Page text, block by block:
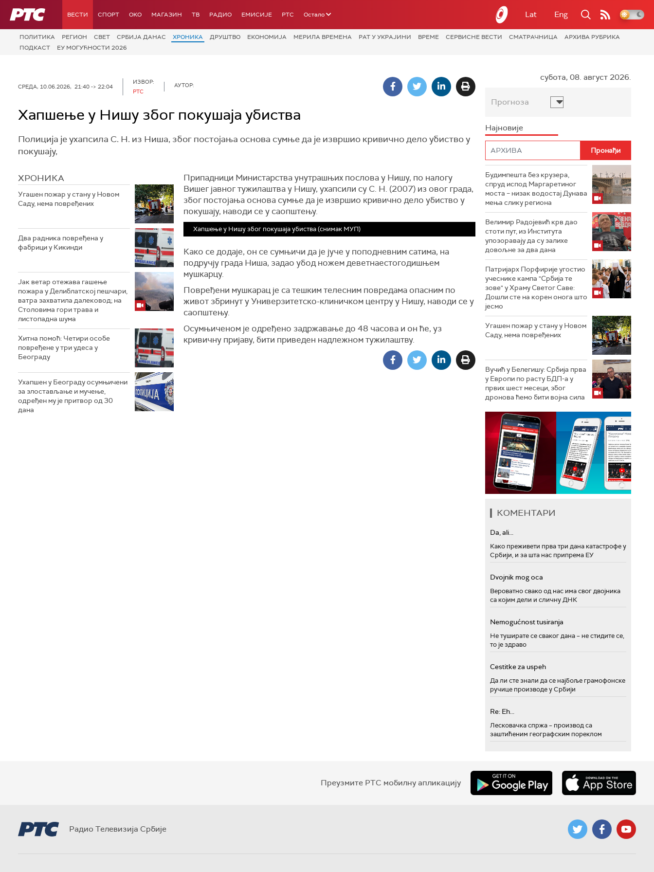
РТС ВЕСТИ СПОРТ OKO МАГАЗИН ТВ РАДИО ЕМИСИЈЕ РТС Остало Lat Eng
ПОЛИТИКА РЕГИОН СВЕТ СРБИЈА ДАНАС ХРОНИКА ДРУШТВО ЕКОНОМИЈА МЕРИЛА ВРЕМЕНА РАТ У УКРАЈИНИ ВРЕМЕ СЕРВИСНЕ ВЕСТИ СМАТРАЧНИЦА
АРХИВА РУБРИКА
ПОДКАСТ
ЕУ МОГУЋНОСТИ 2026
СРЕДА, 10.06.2026, 21:40 -> 22:04
ИЗВОР:
РТС
АУТОР:
Хапшење у Нишу због покушаја убиства
Полиција је ухапсила С. Н. из Ниша, због постојања основа сумње да је извршио кривично дело убиство у
покушају,
ХРОНИКА
Угашен пожар у стану у Новом
Саду, нема повређених
Два радника повређена у
фабрици у Кикинди
Јак ветар отежава гашење
пожара у Делиблатској пешчари,
ватра захватила далековод; на
Столовима гори трава и
листопадна шума
Хитна помоћ: Четири особе
повређене у три удеса у
Београду
Ухапшен у Београду осумњичени
за злостављање и мучење,
одређен му је притвор од 30
дана
Припадници Министарства унутрашњих послова у Нишу, по налогу
Вишег јавног тужилаштва у Нишу, ухапсили су С. Н. (2007) из овог града,
због постојања основа сумње да је извршио кривично дело убиство у
покушају, наводи се у саопштењу.
Хапшење у Нишу због покушаја убиства (снимак МУП)
Како се додаје, он се сумњичи да је јуче у поподневним сатима, на
подручју града Ниша, задао убод ножем деветнаестогодишњем
мушкарцу.
Повређени мушкарац је са тешким телесним повредама опасним по
живот збринут у Универзитетско-клиничком центру у Нишу, наводи се у
саопштењу.
Осумњиченом је одређено задржавање до 48 часова и он ће, уз
кривичну пријаву, бити приведен надлежном тужилаштву.
субота, 08. август 2026.
Прогноза
Најновије
Будимпешта без крузера,
спруд испод Маргаретиног
моста – низак водостај Дунава
мења слику региона
Велимир Радојевић крв дао
стоти пут, из Института
упозоравају да су залихе
довољне за два дана
Патријарх Порфирије угостио
учеснике кампа "Србија те
зове" у Храму Светог Саве:
Дошли сте на корен онога што
јесмо
Угашен пожар у стану у Новом
Саду, нема повређених
Вучић у Белегишу: Србија прва
у Европи по расту БДП-а у
првих шест месеци, због
дронова ћемо бити војна сила
КОМЕНТАРИ
Da, ali...
Како преживети прва три дана катастрофе у
Србији, и за шта нас припрема ЕУ
Dvojnik mog oca
Вероватно свако од нас има свог двојника
са којим дели и сличну ДНК
Nemogućnost tusiranja
Не туширате се сваког дана – не стидите се,
то је здраво
Cestitke za uspeh
Да ли сте знали да се најбоље грамофонске
ручице производе у Србији
Re: Eh...
Лесковачка спржа – производ са
заштићеним географским пореклом
Преузмите РТС мобилну апликацију
Радио Телевизија Србије